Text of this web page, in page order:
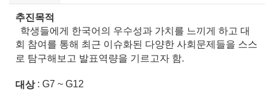
추진목적
학생들에게 한국어의 우수성과 가치를 느끼게 하고 대
회 참여를 통해 최근 이슈화된 다양한 사회문제들을 스스
로 탐구해보고 발표역량을 기르고자 함.
대상: G7 ~ G12